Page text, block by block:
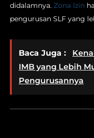
didalamnya. Zona Izin
pengurusan SLF yang
Baca Juga :
IMB yang Lebih
Pengurusannya